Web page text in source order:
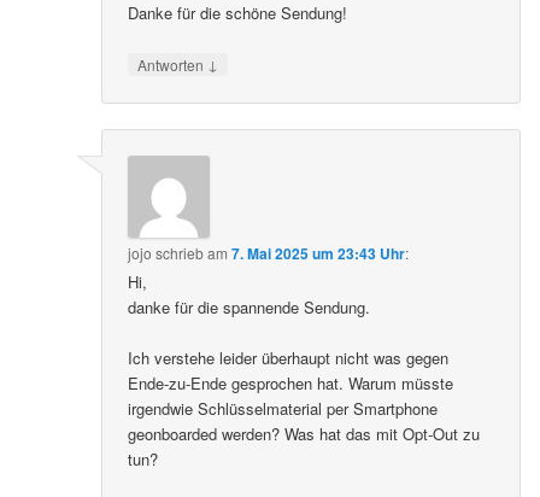
Danke für die schöne Sendung!
Antworten ↓
jojo schriebam7. Mai 2025 um 23:43 Uhr:
Hi,
danke für die spannende Sendung.
Ich verstehe leider überhaupt nicht was gegen
Ende-zu-Ende gesprochen hat. Warum müsste
irgendwie Schlüsselmaterial per Smartphone
geonboarded werden? Was hat das mit Opt-Out zu
tun?